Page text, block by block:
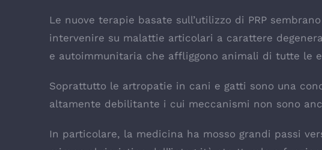
Le nuove terapie basate sull’utilizzo di PRP
intervenire su malattie articolari a carattere
e autoimmunitaria che affliggono animali di tutte le
Soprattutto le artropatie in cani e gatti sono una
altamente debilitante i cui meccanismi non sono
In particolare, la medicina ha mosso grandi passi